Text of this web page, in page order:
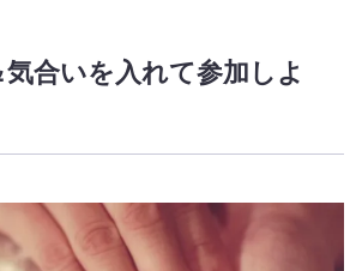
合いを入れて参加しよ